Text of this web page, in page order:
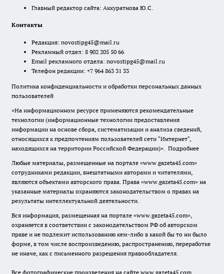
Главный редактор сайта: Аккуратнова Ю.С.
Контакты
Редакция: novostipg45@mail.ru
Рекламный отдел: 8 902 205 50 66
Email рекламного отдела: novostipg45@mail.ru
Телефон редакции: +7 964 863 31 33
Политика конфиденциальности и обработки персональных данных
пользователей
«На информационном ресурсе применяются рекомендательные
технологии (информационные технологии предоставления
информации на основе сбора, систематизации и анализа сведений,
относящихся к предпочтениям пользователей сети "Интернет",
находящихся на территории Российской Федерации)». Подробнее
Любые материалы, размещенные на портале «www.gazeta45.com»
сотрудниками редакции, внештатными авторами и читателями,
являются объектами авторского права. Права «www.gazeta45.com» на
указанные материалы охраняются законодательством о правах на
результаты интеллектуальной деятельности.
Вся информация, размещенная на портале «www.gazeta45.com»,
охраняется в соответствии с законодательством РФ об авторском
праве и не подлежит использованию кем-либо в какой бы то ни было
форме, в том числе воспроизведению, распространению, переработке
не иначе, как с письменного разрешения правообладателя.
Все фотографические произведения на сайте www.gazeta45.com